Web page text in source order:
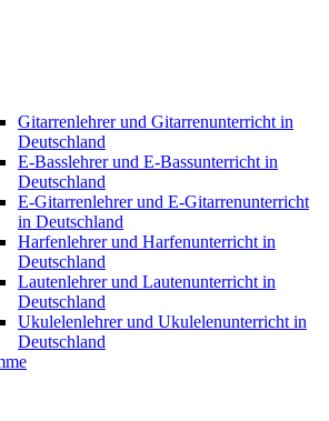
Gitarrenlehrer und Gitarrenunterricht in
Deutschland
E-Basslehrer und E-Bassunterricht in
Deutschland
E-Gitarrenlehrer und E-Gitarrenunterricht
in Deutschland
Harfenlehrer und Harfenunterricht in
Deutschland
Lautenlehrer und Lautenunterricht in
Deutschland
Ukulelenlehrer und Ukulelenunterricht in
Deutschland